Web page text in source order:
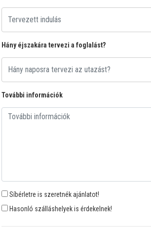
Hány éjszakára tervezi a foglalást?
További információk
Síbérletre is szeretnék ajánlatot!
Hasonló szálláshelyek is érdekelnek!